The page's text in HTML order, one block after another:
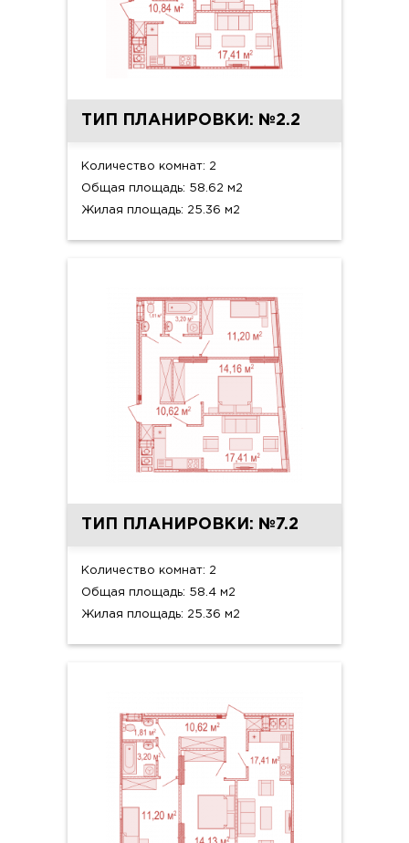
ТИП ПЛАНИРОВКИ: №2.2
Количество комнат: 2
Общая площадь: 58.62 м2
Жилая площадь: 25.36 м2
ТИП ПЛАНИРОВКИ: №7.2
Количество комнат: 2
Общая площадь: 58.4 м2
Жилая площадь: 25.36 м2